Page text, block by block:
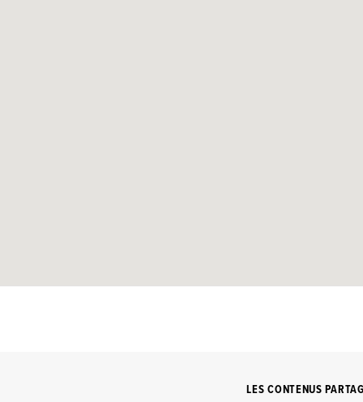
LES CONTENUS